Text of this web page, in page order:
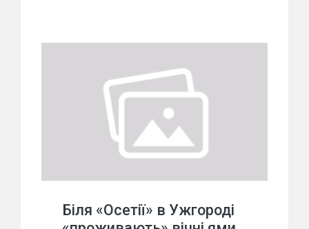
Біля «Осетії» в Ужгороді